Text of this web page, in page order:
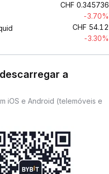
CHF 0.345736
-3.70%
CHF 54.12
-3.30%
a
iOS e Android (telemóveis e